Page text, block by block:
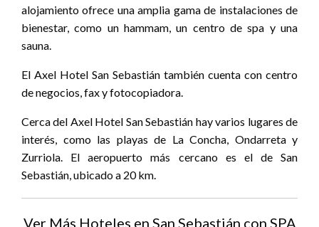
alojamiento ofrece una amplia gama de instalaciones de
bienestar, como un hammam, un centro de spa y una
sauna.
El Axel Hotel San Sebastián también cuenta con centro
de negocios, fax y fotocopiadora.
Cerca del Axel Hotel San Sebastián hay varios lugares de
interés, como las playas de La Concha, Ondarreta y
Zurriola. El aeropuerto más cercano es el de San
Sebastián, ubicado a 20 km.
Ver Más Hoteles en San Sebastián con SPA